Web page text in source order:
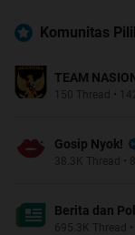
Komunitas
TEAM
150 Thread •
Gosip Nyok!
38.3K Thread •
Berita dan
695.3K Thread •